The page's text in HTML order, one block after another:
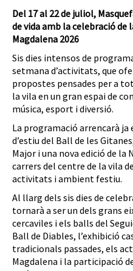
Del 17 al 22 de juliol,
de vida amb la celebració de
Magdalena 2026
Sis dies intensos de
setmana d’activitats, que
propostes pensades per a
la vila en un gran espai de
música, esport i diversió.
La programació arrencarà ja
d’estiu del Ball de les
Major i una nova edició de
carrers del centre de la vila
activitats i ambient festiu.
Al llarg dels sis dies de
tornarà a ser un dels grans
cercaviles i els balls del
Ball de Diables, l’exhibició
tradicionals passades, els
Magdalena i la participació